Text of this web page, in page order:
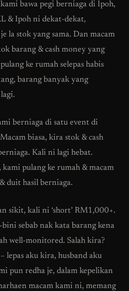
bawa pegi berniaga di Ipoh,
& Ipoh ni dekat-dekat,
la stok yang sama. Dan macam
barang & cash money yang
ke rumah selepas habis
barang banyak yang
berniaga di satu event di
biasa, kira stok & cash
Kali ni lagi hebat.
kami pulang ke rumah & macam
duit hasil berniaga.
sikit, kali ni ‘short’ RM1,000+.
sebab nak kata barang kena
well-monitored. Salah kira?
lepas aku kira, husband aku
pun redha je, dalam kepelikan
macam kami ni, memang